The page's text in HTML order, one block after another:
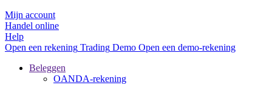
Mijn account
Handel online
Help
Open een rekening Trading Demo Open een demo-rekening
Beleggen
OANDA-rekening